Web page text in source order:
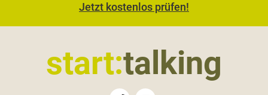
Jetzt kostenlos prüfen!
start:talking